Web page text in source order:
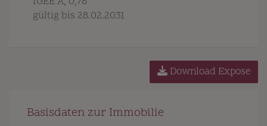
gültig bis 28.02.2031
Download Expose
Basisdaten zur Immobilie